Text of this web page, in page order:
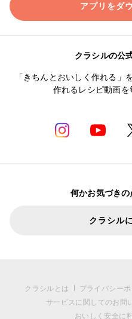
アプリをダ
クラシルの公
「きちんとおいしく作れる」
作れるレシピ動画を
何かお気づきの
クラシル
クラシルとは プライバシー
サービスに関してのお問
おいしく安全に